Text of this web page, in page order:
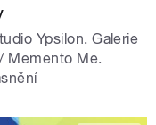
Ypsilon. Galerie
Memento Me.